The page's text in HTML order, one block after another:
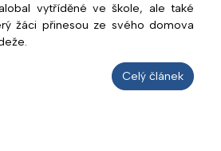
vytříděné ve škole, ale také
žáci přinesou ze svého domova
Celý článek